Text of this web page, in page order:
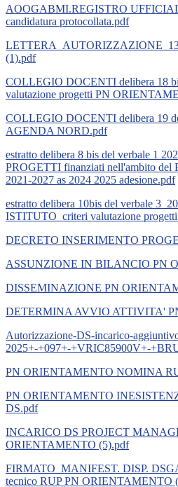
AOOGABMI.REGISTRO
candidatura protocollata.pdf
(1).pdf
COLLEGIO DOCENTI delibera 18
valutazione progetti PN
COLLEGIO DOCENTI delibera 19
AGENDA NORD.pdf
estratto delibera 8 bis del verbale 1
PROGETTI finanziati nell'ambito del
2021-2027 as 2024 2025 adesione.pdf
estratto delibera 10bis del verbale
ISTITUTO_criteri valutazione
DECRETO INSERIMENTO
ASSUNZIONE IN BILANCIO PN
DISSEMINAZIONE PN
DETERMINA AVVIO ATTIVITA'
Autorizzazione-DS-incarico-
2025+-+097+-+VRIC85900V+-
PN ORIENTAMENTO NOMINA
PN ORIENTAMENTO
DS.pdf
INCARICO DS PROJECT
ORIENTAMENTO (5).pdf
FIRMATO_MANIFEST. DISP.
tecnico RUP PN ORIENTAMENTO